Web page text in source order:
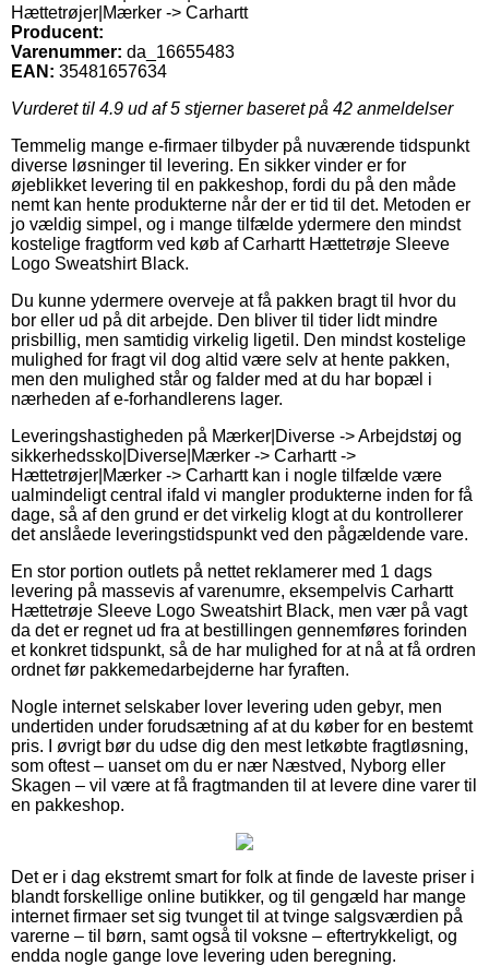
Hættetrøjer|Mærker -> Carhartt
Producent:
Varenummer: da_16655483
EAN: 35481657634
Vurderet til 4.9 ud af 5 stjerner baseret på 42 anmeldelser
Temmelig mange e-firmaer tilbyder på nuværende tidspunkt
diverse løsninger til levering. En sikker vinder er for
øjeblikket levering til en pakkeshop, fordi du på den måde
nemt kan hente produkterne når der er tid til det. Metoden er
jo vældig simpel, og i mange tilfælde ydermere den mindst
kostelige fragtform ved køb af Carhartt Hættetrøje Sleeve
Logo Sweatshirt Black.
Du kunne ydermere overveje at få pakken bragt til hvor du
bor eller ud på dit arbejde. Den bliver til tider lidt mindre
prisbillig, men samtidig virkelig ligetil. Den mindst kostelige
mulighed for fragt vil dog altid være selv at hente pakken,
men den mulighed står og falder med at du har bopæl i
nærheden af e-forhandlerens lager.
Leveringshastigheden på Mærker|Diverse -> Arbejdstøj og
sikkerhedssko|Diverse|Mærker -> Carhartt ->
Hættetrøjer|Mærker -> Carhartt kan i nogle tilfælde være
ualmindeligt central ifald vi mangler produkterne inden for få
dage, så af den grund er det virkelig klogt at du kontrollerer
det anslåede leveringstidspunkt ved den pågældende vare.
En stor portion outlets på nettet reklamerer med 1 dags
levering på massevis af varenumre, eksempelvis Carhartt
Hættetrøje Sleeve Logo Sweatshirt Black, men vær på vagt
da det er regnet ud fra at bestillingen gennemføres forinden
et konkret tidspunkt, så de har mulighed for at nå at få ordren
ordnet før pakkemedarbejderne har fyraften.
Nogle internet selskaber lover levering uden gebyr, men
undertiden under forudsætning af at du køber for en bestemt
pris. I øvrigt bør du udse dig den mest letkøbte fragtløsning,
som oftest – uanset om du er nær Næstved, Nyborg eller
Skagen – vil være at få fragtmanden til at levere dine varer til
en pakkeshop.
Det er i dag ekstremt smart for folk at finde de laveste priser i
blandt forskellige online butikker, og til gengæld har mange
internet firmaer set sig tvunget til at tvinge salgsværdien på
varerne – til børn, samt også til voksne – eftertrykkeligt, og
endda nogle gange love levering uden beregning.